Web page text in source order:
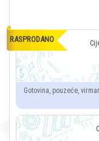
RASPRODANO
Gotovina, pouzeće,